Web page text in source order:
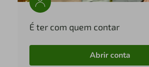
É ter com quem contar
Abrir conta